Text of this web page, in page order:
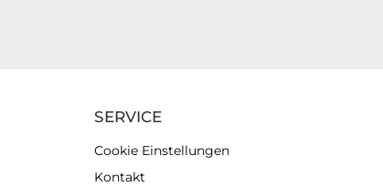
SERVICE
Cookie Einstellungen
Kontakt